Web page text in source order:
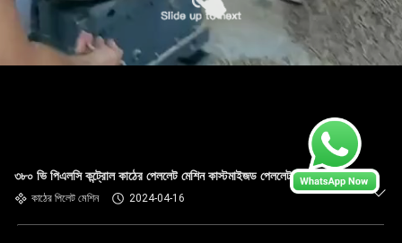
৩৮০ ভি পিএলসি কন্ট্রোল কাঠের পেললেট মেশিন কাস্টমাইজড পেললেট প্রেস মেশিন
কাঠের পিলেট মেশিন 2024-04-16